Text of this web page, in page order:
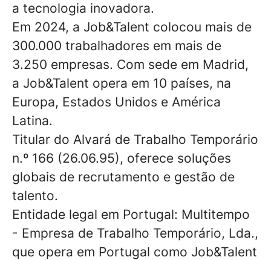
a tecnologia inovadora.
Em 2024, a Job&Talent colocou mais de
300.000 trabalhadores em mais de
3.250 empresas. Com sede em Madrid,
a Job&Talent opera em 10 países, na
Europa, Estados Unidos e América
Latina.
Titular do Alvará de Trabalho Temporário
n.º 166 (26.06.95), oferece soluções
globais de recrutamento e gestão de
talento.
Entidade legal em Portugal: Multitempo
- Empresa de Trabalho Temporário, Lda.,
que opera em Portugal como Job&Talent